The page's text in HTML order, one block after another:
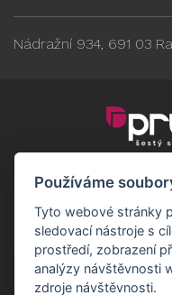
Nádražní 934, 691 03
Používáme
Tyto webové stránky
sledovací nástroje s
prostředí, zobrazení
analýzy návštěvnosti
zdroje návštěvnosti.